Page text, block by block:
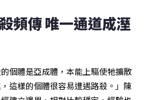
頻傳 唯一通道成溼
的個體是亞成體，本能上驅使牠擴散
這樣的個體很容易遭遇路殺。」陳